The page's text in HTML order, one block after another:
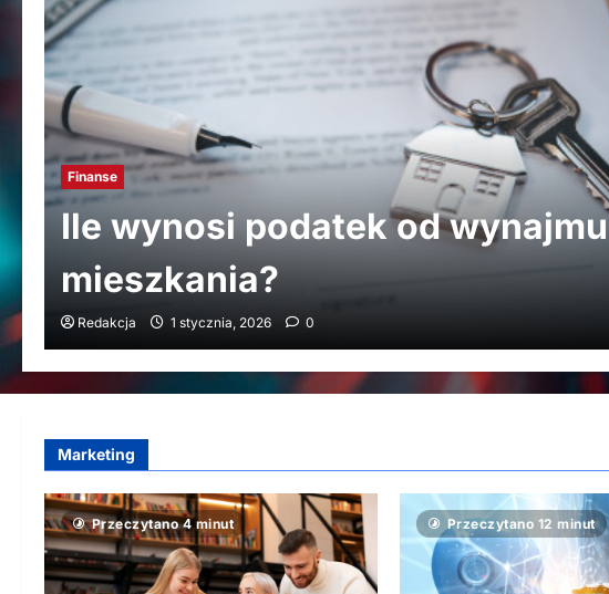
Finanse
Ile wynosi podatek od wynajmu
mieszkania?
Redakcja 1 stycznia, 2026 0
Marketing
Przeczytano 4 minut Przeczytano 12 minut